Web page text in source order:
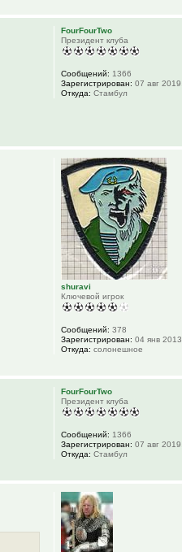
FourFourTwo
Президент клуба
Сообщений: 1366
Зарегистрирован: 07 авг
Откуда: Стамбул
shuravi
Ключевой игрок
Сообщений: 378
Зарегистрирован: 04 янв
Откуда: солонешное
FourFourTwo
Президент клуба
Сообщений: 1366
Зарегистрирован: 07 авг
Откуда: Стамбул